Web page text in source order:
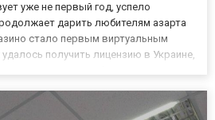
уже не первый год, успело
дарить любителям азарта
стало первым виртуальным
получить лицензию в Украине,